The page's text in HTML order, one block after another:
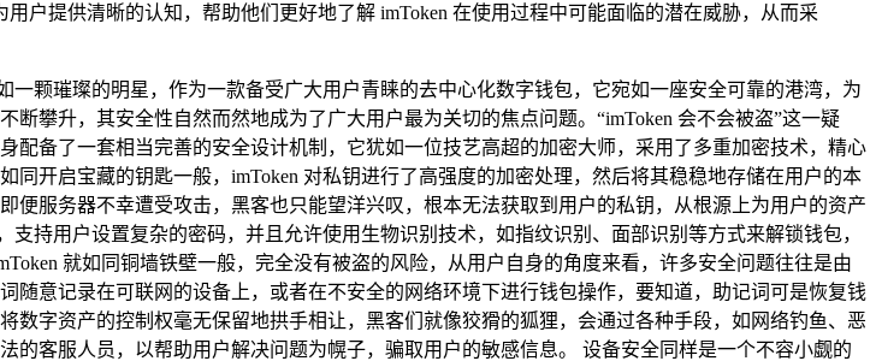
户提供清晰的认知，帮助他们更好地了解 imToken 在使用过程中可能面临的潜在威胁，从而采
颗璀璨的明星，作为一款备受广大用户青睐的去中心化数字钱包，它宛如一座安全可靠的港湾，为
攀升，其安全性自然而然地成为了广大用户最为关切的焦点问题。“imToken 会不会被盗”这一疑
配备了一套相当完善的安全设计机制，它犹如一位技艺高超的加密大师，采用了多重加密技术，精心
开启宝藏的钥匙一般，imToken 对私钥进行了高强度的加密处理，然后将其稳稳地存储在用户的本
服务器不幸遭受攻击，黑客也只能望洋兴叹，根本无法获取到用户的私钥，从根源上为用户的资产
持用户设置复杂的密码，并且允许使用生物识别技术，如指纹识别、面部识别等方式来解锁钱包，
就如同铜墙铁壁一般，完全没有被盗的风险，从用户自身的角度来看，许多安全问题往往是由
随意记录在可联网的设备上，或者在不安全的网络环境下进行钱包操作，要知道，助记词可是恢复钱
数字资产的控制权毫无保留地拱手相让，黑客们就像狡猾的狐狸，会通过各种手段，如网络钓鱼、恶
客服人员，以帮助用户解决问题为幌子，骗取用户的敏感信息。 设备安全同样是一个不容小觑的